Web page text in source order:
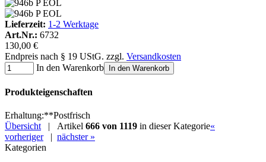
Lieferzeit: 1-2 Werktage
Art.Nr.: 6732
130,00 €
Endpreis nach § 19 UStG. zzgl. Versandkosten
In den Warenkorb
In den Warenkorb
Produkteigenschaften
Erhaltung:**Postfrisch
Übersicht| Artikel 666 von 1119 in dieser Kategorie«
vorheriger| nächster »
Kategorien